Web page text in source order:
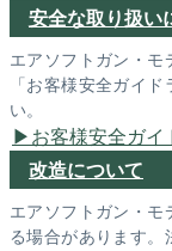
安全な取り扱い
エアソフトガン・モ
「お客様安全ガイ
い。
お客様安全ガイ
改造について
エアソフトガン・モ
る場合があります